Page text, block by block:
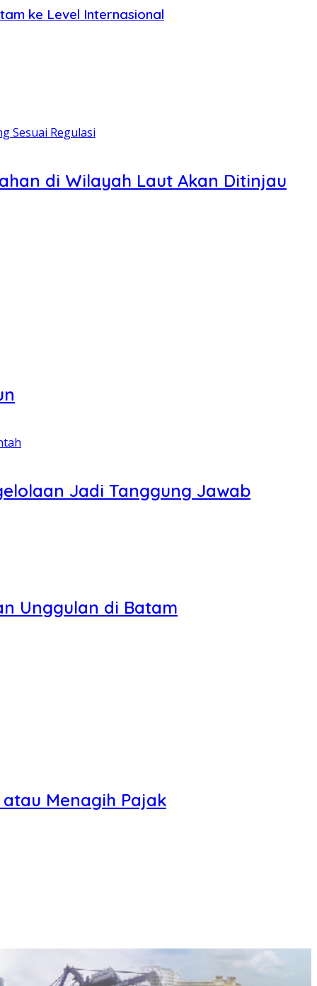
ke Level Internasional
di Wilayah Laut Akan Ditinjau
Jadi Tanggung Jawab
Unggulan di Batam
Menagih Pajak